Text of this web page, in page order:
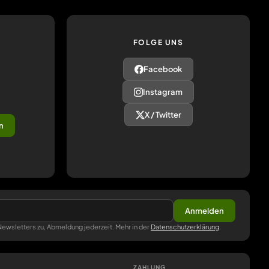
FOLGE UNS
Facebook
Instagram
X / Twitter
Anmelden
zu, Abmeldung jederzeit. Mehr in der Datenschutzerklärung
ZAHLUNG